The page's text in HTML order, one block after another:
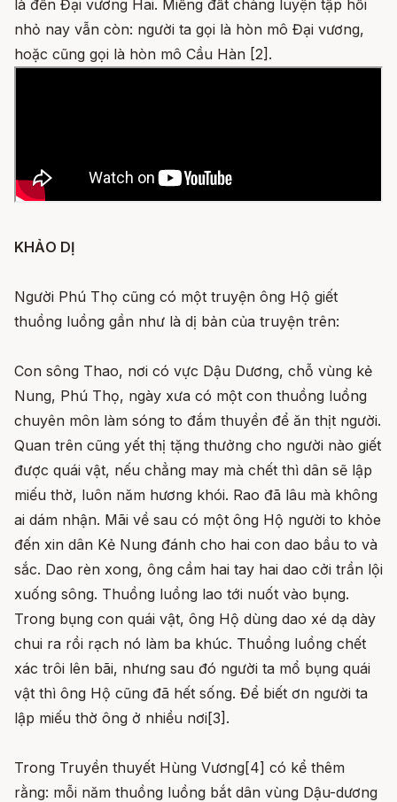
là đền Đại vương Hai. Miếng đất chàng luyện tập hồi
nhỏ nay vẫn còn: người ta gọi là hòn mô Đại vương,
hoặc cũng gọi là hòn mô Cầu Hàn [2].
KHẢO DỊ
Người Phú Thọ cũng có một truyện ông Hộ giết
thuồng luồng gần như là dị bản của truyện trên:
Con sông Thao, nơi có vực Dậu Dương, chỗ vùng kẻ
Nung, Phú Thọ, ngày xưa có một con thuồng luồng
chuyên môn làm sóng to đắm thuyền để ăn thịt người.
Quan trên cũng yết thị tặng thưởng cho người nào giết
được quái vật, nếu chẳng may mà chết thì dân sẽ lập
miếu thờ, luôn năm hương khói. Rao đã lâu mà không
ai dám nhận. Mãi về sau có một ông Hộ người to khỏe
đến xin dân Kẻ Nung đánh cho hai con dao bầu to và
sắc. Dao rèn xong, ông cầm hai tay hai dao cởi trần lội
xuống sông. Thuồng luồng lao tới nuốt vào bụng.
Trong bụng con quái vật, ông Hộ dùng dao xé dạ dày
chui ra rồi rạch nó làm ba khúc. Thuồng luồng chết
xác trôi lên bãi, nhưng sau đó người ta mổ bụng quái
vật thì ông Hộ cũng đã hết sống. Để biết ơn người ta
lập miếu thờ ông ở nhiều nơi[3].
Trong Truyền thuyết Hùng Vương[4] có kể thêm
rằng: mỗi năm thuồng luồng bắt dân vùng Dậu-dương